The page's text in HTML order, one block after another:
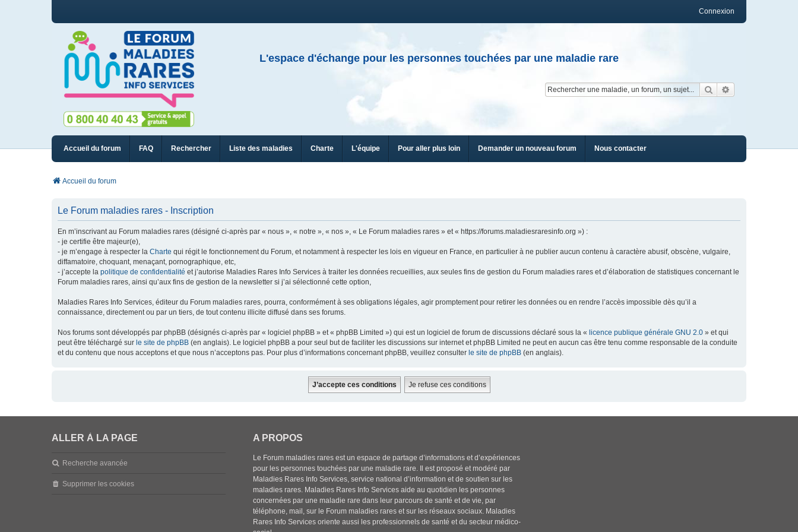
Connexion
L'espace d'échange pour les personnes touchées par une maladie rare
Rechercher
Accueil du forum FAQ Rechercher Liste des maladies Charte L'équipe Pour aller plus loin Demander un nouveau forum Nous contacter
Accueil du forum
Le Forum maladies rares - Inscription
En m’inscrivant au Forum maladies rares (désigné ci-après par « nous », « notre », « nos », « Le Forum maladies rares » et « https://forums.maladiesraresinfo.org ») :
- je certifie être majeur(e),
- je m’engage à respecter la Charte qui régit le fonctionnement du Forum, et notamment à respecter les lois en vigueur en France, en particulier à ne publier aucun contenu à caractère abusif, obscène, vulgaire,
diffamatoire, choquant, menaçant, pornographique, etc,
- j’accepte la politique de confidentialité et j’autorise Maladies Rares Info Services à traiter les données recueillies, aux seules fins de gestion du Forum maladies rares et d’élaboration de statistiques concernant le
Forum maladies rares, ainsi qu’aux fins de gestion de la newsletter si j’ai sélectionné cette option,
Maladies Rares Info Services, éditeur du Forum maladies rares, pourra, conformément à ses obligations légales, agir promptement pour retirer les données ou en rendre l’accès impossible dès qu’il a
connaissance, directement ou par un tiers, de tout contenu illicite diffusé dans ses forums.
Nos forums sont développés par phpBB (désignés ci-après par « logiciel phpBB » et « phpBB Limited ») qui est un logiciel de forum de discussions déclaré sous la « licence publique générale GNU 2.0 » et qui
peut être téléchargé sur le site de phpBB (en anglais). Le logiciel phpBB a pour seul but de faciliter les discussions sur internet et phpBB Limited ne peut en aucun cas être tenu comme responsable de la conduite
et du contenu que nous acceptons et que nous n’acceptons pas. Pour plus d’informations concernant phpBB, veuillez consulter le site de phpBB (en anglais).
ALLER À LA PAGE
Recherche avancée
Supprimer les cookies
A PROPOS
Le Forum maladies rares est un espace de partage d’informations et d’expériences
pour les personnes touchées par une maladie rare. Il est proposé et modéré par
Maladies Rares Info Services, service national d’information et de soutien sur les
maladies rares. Maladies Rares Info Services aide au quotidien les personnes
concernées par une maladie rare dans leur parcours de santé et de vie, par
téléphone, mail, sur le Forum maladies rares et sur les réseaux sociaux. Maladies
Rares Info Services oriente aussi les professionnels de santé et du secteur médico-